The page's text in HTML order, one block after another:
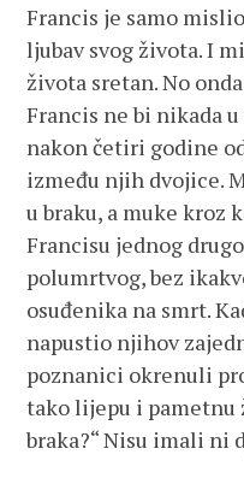
Francis je samo
ljubav svog života. I
života sretan. No
Francis ne bi nikada
nakon četiri godine
između njih dvojice.
u braku, a muke kroz
Francisu jednog
polumrtvog, bez
osuđenika na smrt.
napustio njihov
poznanici okrenuli
tako lijepu i pametnu
braka?“ Nisu imali ni